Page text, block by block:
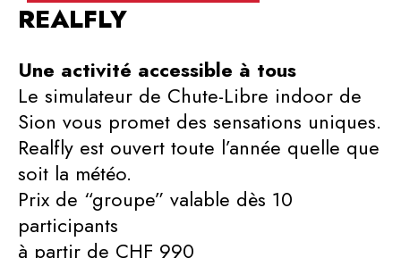
REALFLY
Une activité accessible à tous
Le simulateur de Chute-Libre indoor de
Sion vous promet des sensations uniques.
Realfly est ouvert toute l’année quelle que
soit la météo.
Prix de “groupe” valable dès 10
participants
à partir de CHF 990